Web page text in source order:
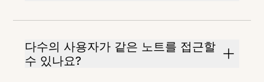
다수의 사용자가 같은 노트를 접근할
수 있나요?